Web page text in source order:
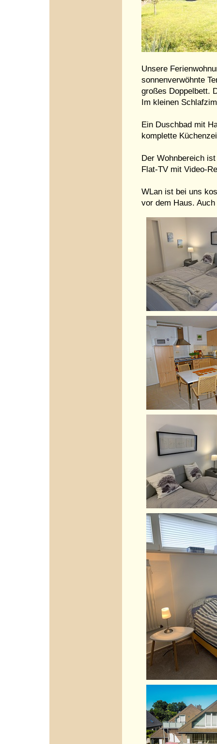
Unsere
sonnenverwöhnte
großes Doppelbett.
Im kleinen
Ein Duschbad mit
komplette
Der Wohnbereich
Flat-TV mit Video-
WLan ist bei uns
vor dem Haus.